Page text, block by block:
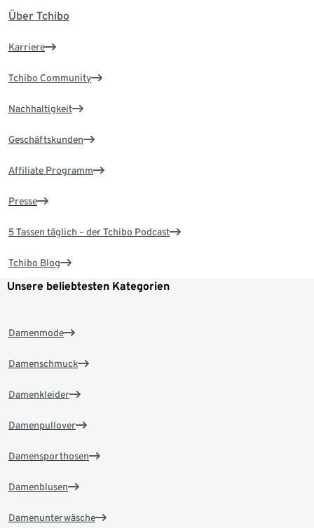
Über Tchibo
Karriere
Tchibo Community
Nachhaltigkeit
Geschäftskunden
Affiliate Programm
Presse
5 Tassen täglich – der Tchibo Podcast
Tchibo Blog
Unsere beliebtesten Kategorien
Damenmode
Damenschmuck
Damenkleider
Damenpullover
Damensporthosen
Damenblusen
Damenunterwäsche